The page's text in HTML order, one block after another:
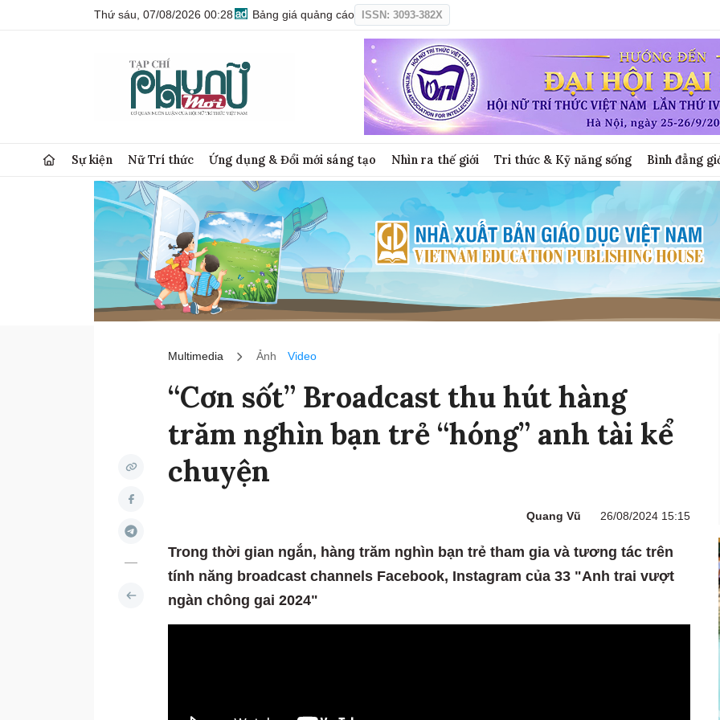
Thứ sáu, 07/08/2026 00:28 Bảng giá quảng cáo ISSN: 3093-382X
Sự kiện Nữ Trí thức Ứng dụng & Đổi mới sáng tạo Nhìn ra thế giới Tri thức & Kỹ năng sống Bình đẳng
Multimedia Ảnh Video
“Cơn sốt” Broadcast thu hút hàng
trăm nghìn bạn trẻ “hóng” anh tài kể
chuyện
Quang Vũ 26/08/2024 15:15
Trong thời gian ngắn, hàng trăm nghìn bạn trẻ tham gia và tương tác trên
tính năng broadcast channels Facebook, Instagram của 33 "Anh trai vượt
ngàn chông gai 2024"